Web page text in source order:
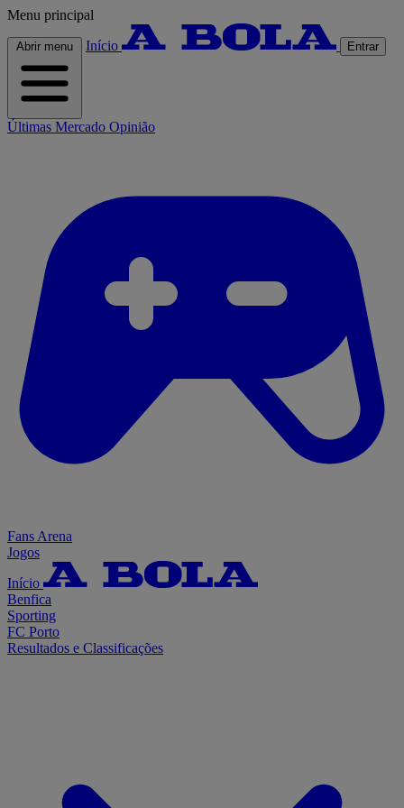
Menu principal
Abrir menu Início Entrar
Últimas Mercado Opinião
Fans Arena
Jogos
Início
Benfica
Sporting
FC Porto
Resultados e Classificações